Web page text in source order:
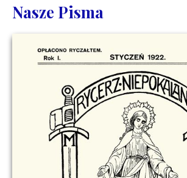
Nasze Pisma